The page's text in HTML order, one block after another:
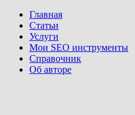
Главная
Статьи
Услуги
Мои SEO инструменты
Справочник
Об авторе